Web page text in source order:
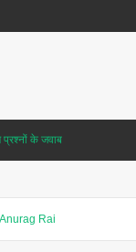
के जवाब
Anurag Rai